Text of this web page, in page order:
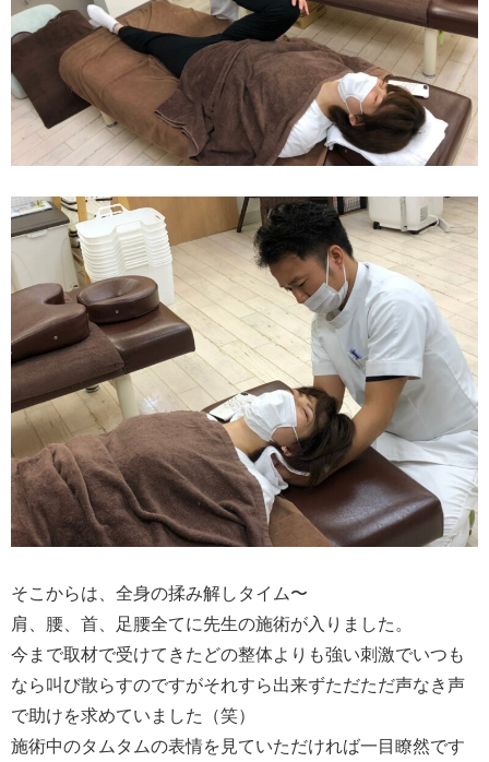
そこからは、全身の揉み解しタイム〜
肩、腰、首、足腰全てに先生の施術が入りました。
今まで取材で受けてきたどの整体よりも強い刺激でいつも
なら叫び散らすのですがそれすら出来ずただただ声なき声
で助けを求めていました（笑）
施術中のタムタムの表情を見ていただければ一目瞭然です